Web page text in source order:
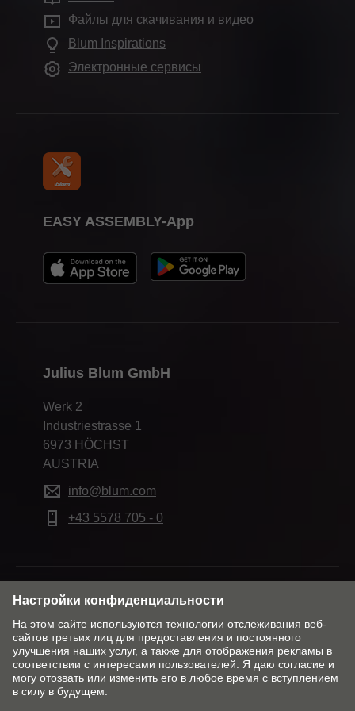
Другие изделия
Станки и приспособления
Часто задаваемые вопросы
Обучение
Демонстрационные залы
Julius Blum GmbH
Werk 2
Industriestrasse 1
6973 HÖCHST
AUSTRIA
info@blum.com
+43 5578 705 - 0
EASY ASSEMBLY-App
Файлы для скачивания и видео
Blum Inspirations
Электронные сервисы
Изменить рынок и язык
Сведения о компании
Заявление о конфиденциальности данных